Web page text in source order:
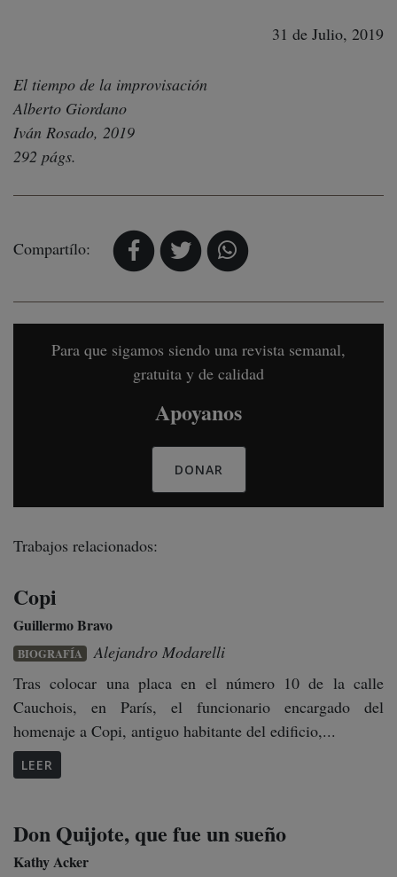
31 de Julio, 2019
El tiempo de la improvisación
Alberto Giordano
Iván Rosado, 2019
292 págs.
Compartílo:
Para que sigamos siendo una revista semanal,
gratuita y de calidad
Apoyanos
DONAR
Trabajos relacionados:
Copi
Guillermo Bravo
BIOGRAFÍA
Alejandro Modarelli
Tras colocar una placa en el número 10 de la calle
Cauchois, en París, el funcionario encargado del
homenaje a Copi, antiguo habitante del edificio,...
LEER
Don Quijote, que fue un sueño
Kathy Acker